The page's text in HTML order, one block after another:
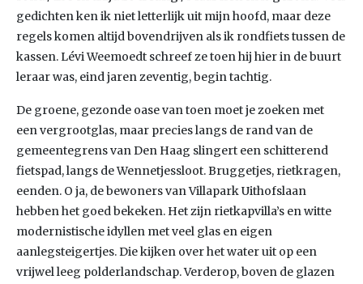
gedichten ken ik niet letterlijk uit mijn hoofd, maar deze
regels komen altijd bovendrijven als ik rondfiets tussen de
kassen. Lévi Weemoedt schreef ze toen hij hier in de buurt
leraar was, eind jaren zeventig, begin tachtig.
De groene, gezonde oase van toen moet je zoeken met
een vergrootglas, maar precies langs de rand van de
gemeentegrens van Den Haag slingert een schitterend
fietspad, langs de Wennetjessloot. Bruggetjes, rietkragen,
eenden. O ja, de bewoners van Villapark Uithofslaan
hebben het goed bekeken. Het zijn rietkapvilla’s en witte
modernistische idyllen met veel glas en eigen
aanlegsteigertjes. Die kijken over het water uit op een
vrijwel leeg polderlandschap. Verderop, boven de glazen